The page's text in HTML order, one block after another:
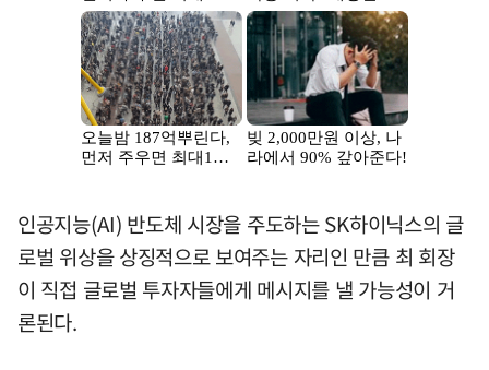
인공지능(AI) 반도체 시장을 주도하는 SK하이닉스의 글
로벌 위상을 상징적으로 보여주는 자리인 만큼 최 회장
이 직접 글로벌 투자자들에게 메시지를 낼 가능성이 거
론된다.